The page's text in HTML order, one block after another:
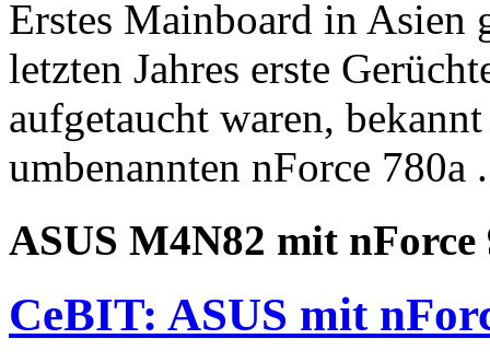
Erstes Mainboard in Asien
letzten Jahres erste
aufgetaucht waren,
umbenannten nForce 780a
ASUS M4N82 mit nForce
CeBIT: ASUS mit